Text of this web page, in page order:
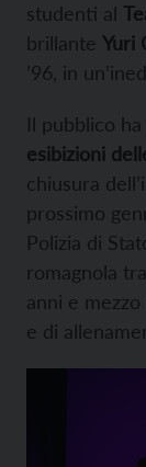
studenti al
brillante Yuri
’96, in
Il pubblico
esibizioni
chiusura
prossimo
Polizia di
romagnola
anni e
e di